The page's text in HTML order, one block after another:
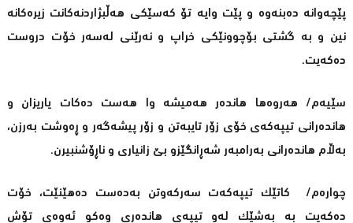
پێچەوانە دەبنەوە و پێت وایە تۆ کەسێکی هەڵبژاردنەکانت زیرەکانە
نین و بە گشتی بۆچوونێکی خراپ و نەرێنی لەسەر خۆت دروست
دەکەیت.
سێیەم/ هەروەها هاندەر هەمیشە وا هەست دەکات یاریزان و
هاندەرانی تیپەکەی خۆی زۆر تایبەتن و زۆر پیشەگەر و ڕەوشت بەرزن،
بەڵام هاندەرانی بەرامبەر شەڕانگێزو بێ زانیاری و ناڕۆشنبیرن.
چوارەم/ کاتێک تیپەکەت سەرکەوتن بەدەست دەهێنێت، خۆت
دەکەیت بە بەشێک لەو تیپەی هاندەری وەکو ئەوەی تۆش